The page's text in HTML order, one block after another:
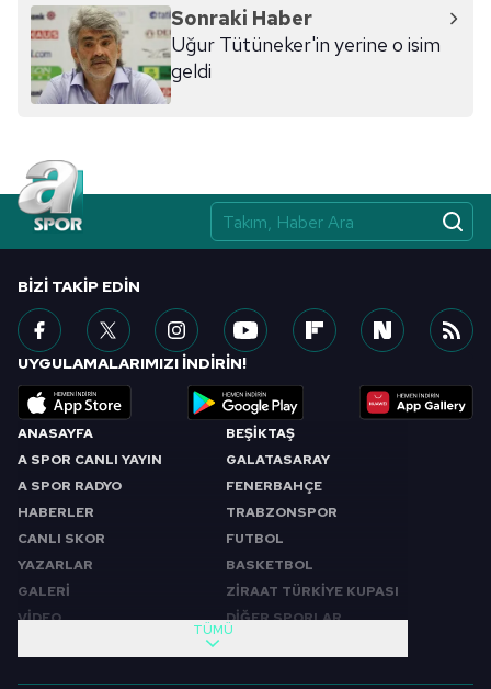
Sonraki Haber
Uğur Tütüneker'in yerine o isim
geldi
ANASAYFA
A SPOR CANLI YAYIN
A SPOR RADYO
HABERLER
CANLI SKOR
YAZARLAR
GALERİ
VİDEO
BEŞİKTAŞ
GALATASARAY
FENERBAHÇE
TRABZONSPOR
FUTBOL
BASKETBOL
ZİRAAT TÜRKİYE KUPASI
DİĞER SPORLAR
TÜMÜ
BIZI TAKIP EDIN
UYGULAMALARIMIZI İNDİRİN!